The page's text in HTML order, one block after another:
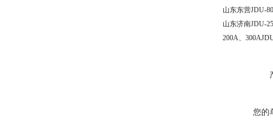
山东济南JDU-
您的